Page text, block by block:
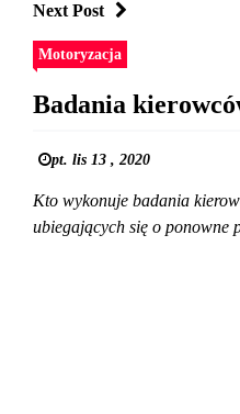
Next Post
Motoryzacja
Badania
pt. lis 13 , 2020
Kto wykonuje badania
ubiegających się o ponowne